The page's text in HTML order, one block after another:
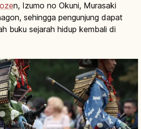
ozen, Izumo no Okuni, Murasaki
sehingga pengunjung dapat
buku sejarah hidup kembali di